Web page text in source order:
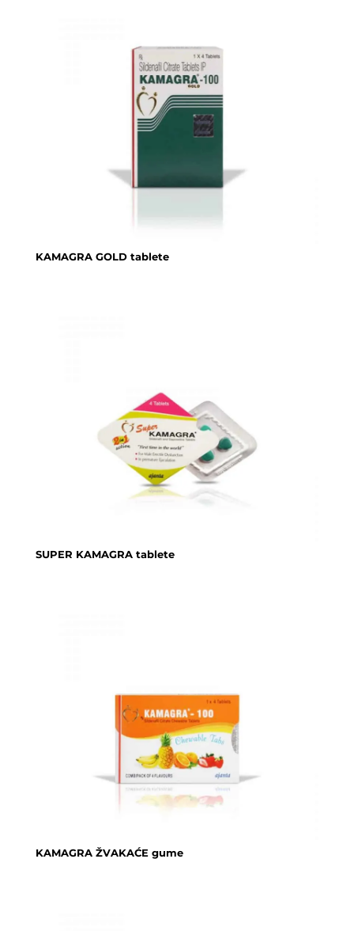
KAMAGRA GOLD tablete
SUPER KAMAGRA tablete
KAMAGRA ŽVAKAĆE gume